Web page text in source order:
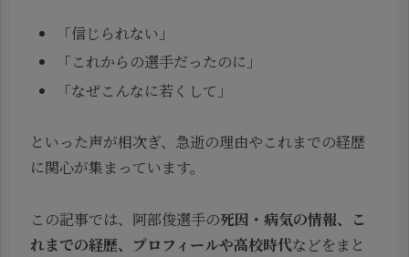
「信じられない」
「これからの選手だったのに」
「なぜこんなに若くして」
といった声が相次ぎ、急逝の理由やこれまでの経歴
に関心が集まっています。
この記事では、阿部俊選手の死因・病気の情報、こ
れまでの経歴、プロフィールや高校時代などをまと